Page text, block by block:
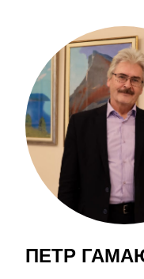
ПЕТР